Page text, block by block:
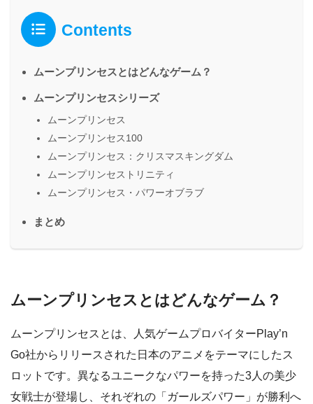
Contents
ムーンプリンセスとはどんなゲーム？
ムーンプリンセスシリーズ
ムーンプリンセス
ムーンプリンセス100
ムーンプリンセス：クリスマスキングダム
ムーンプリンセストリニティ
ムーンプリンセス・パワーオブラブ
まとめ
ムーンプリンセスとはどんなゲーム？
ムーンプリンセスとは、人気ゲームプロバイターPlay’n
Go社からリリースされた日本のアニメをテーマにしたス
ロットです。異なるユニークなパワーを持った3人の美少
女戦士が登場し、それぞれの「ガールズパワー」が勝利へ